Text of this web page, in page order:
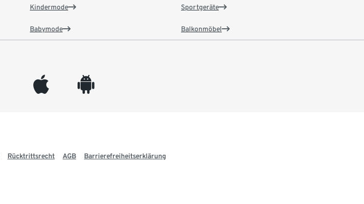
Kindermode
Babymode
Sportgeräte
Balkonmöbel
appleinc android
Rücktrittsrecht AGB Barrierefreiheitserklärung